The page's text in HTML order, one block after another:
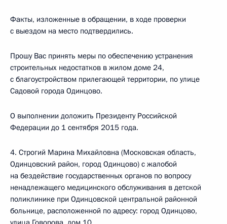
Факты, изложенные в обращении, в ходе проверки
с выездом на место подтвердились.
Прошу Вас принять меры по обеспечению устранения
строительных недостатков в жилом доме 24,
с благоустройством прилегающей территории, по улице
Садовой города Одинцово.
О выполнении доложить Президенту Российской
Федерации до 1 сентября 2015 года.
4. Строгий Марина Михайловна (Московская область,
Одинцовский район, город Одинцово) с жалобой
на бездействие государственных органов по вопросу
ненадлежащего медицинского обслуживания в детской
поликлинике при Одинцовской центральной районной
больнице, расположенной по адресу: город Одинцово,